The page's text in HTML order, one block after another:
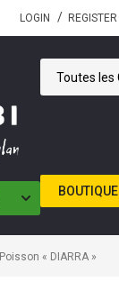
LOGIN REGISTER
BOUTIQUE
« DIARRA »